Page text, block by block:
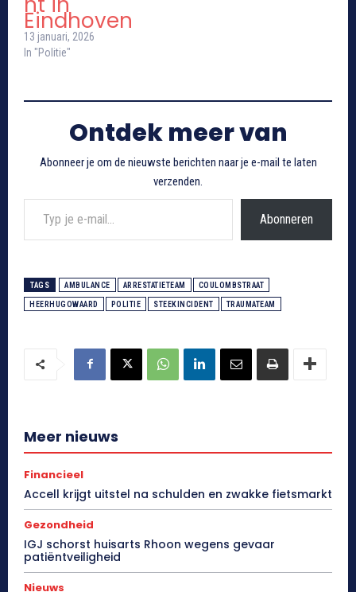
Eindhoven
13 januari, 2026
In "Politie"
Ontdek meer van
Abonneer je om de nieuwste berichten naar je e-mail te laten
verzenden.
Typ je e-mail...
Abonneren
TAGS AMBULANCE ARRESTATIETEAM COULOMBSTRAAT
HEERHUGOWAARD POLITIE STEEKINCIDENT TRAUMATEAM
Meer nieuws
Financieel
Accell krijgt uitstel na schulden en zwakke fietsmarkt
Gezondheid
IGJ schorst huisarts Rhoon wegens gevaar
patiëntveiligheid
Nieuws